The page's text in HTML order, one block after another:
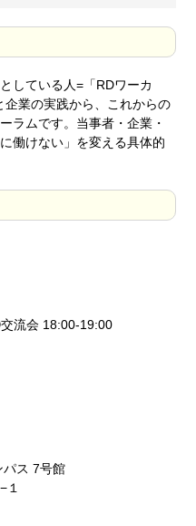
している人=「RDワーカ
業の実践から、これからの
ラムです。当事者・企業・
働けない」を変える具体的
流会 18:00-19:00
パス 7号館